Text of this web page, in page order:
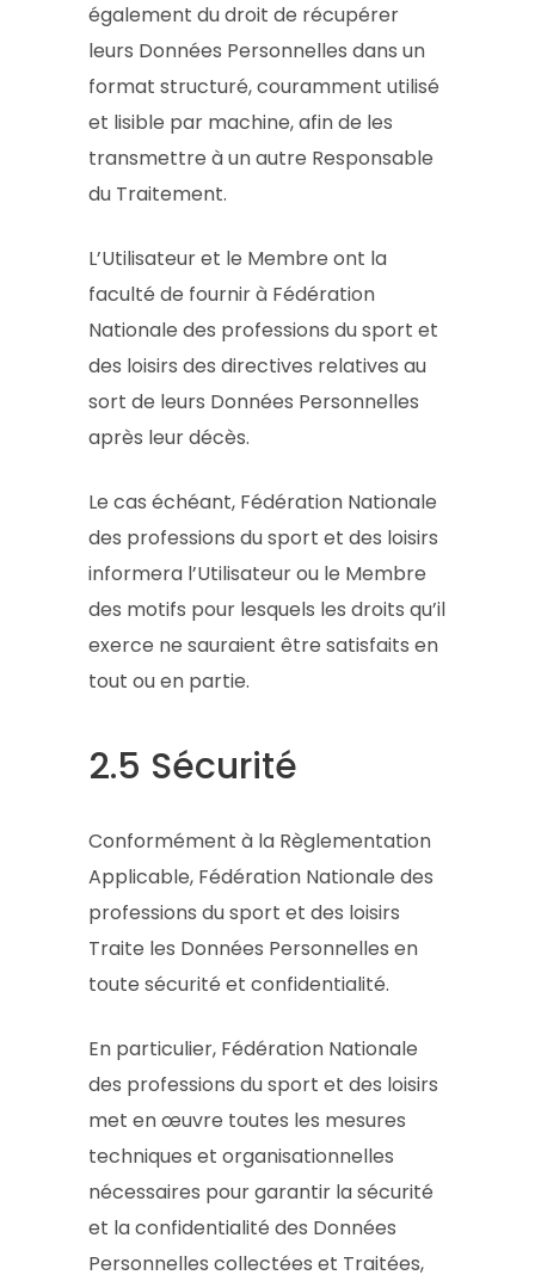
également du droit de récupérer
leurs Données Personnelles dans un
format structuré, couramment utilisé
et lisible par machine, afin de les
transmettre à un autre Responsable
du Traitement.
L’Utilisateur et le Membre ont la
faculté de fournir à Fédération
Nationale des professions du sport et
des loisirs des directives relatives au
sort de leurs Données Personnelles
après leur décès.
Le cas échéant, Fédération Nationale
des professions du sport et des loisirs
informera l’Utilisateur ou le Membre
des motifs pour lesquels les droits qu’il
exerce ne sauraient être satisfaits en
tout ou en partie.
2.5 Sécurité
Conformément à la Règlementation
Applicable, Fédération Nationale des
professions du sport et des loisirs
Traite les Données Personnelles en
toute sécurité et confidentialité.
En particulier, Fédération Nationale
des professions du sport et des loisirs
met en œuvre toutes les mesures
techniques et organisationnelles
nécessaires pour garantir la sécurité
et la confidentialité des Données
Personnelles collectées et Traitées,